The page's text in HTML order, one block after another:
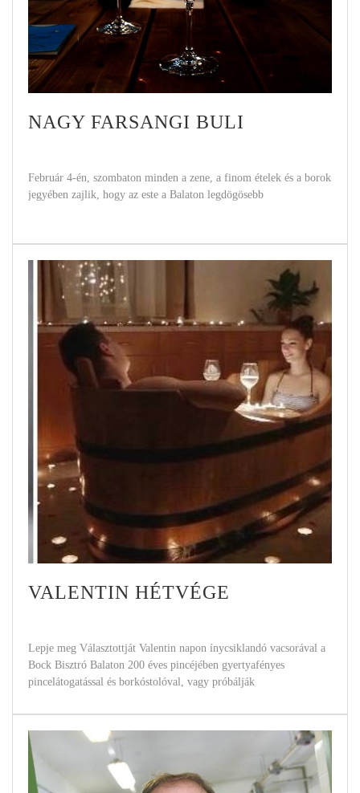
NAGY FARSANGI BULI
Február 4-én, szombaton minden a zene, a finom ételek és a borok
jegyében zajlik, hogy az este a Balaton legdögösebb
VALENTIN HÉTVÉGE
Lepje meg Választottját Valentin napon ínycsiklandó vacsorával a
Bock Bisztró Balaton 200 éves pincéjében gyertyafényes
pincelátogatással és borkóstolóval, vagy próbálják